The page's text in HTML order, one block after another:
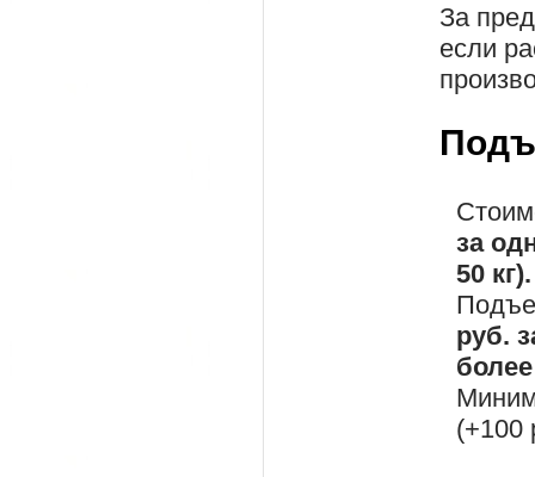
За
если
за
50 кг).
руб.
более
(+100